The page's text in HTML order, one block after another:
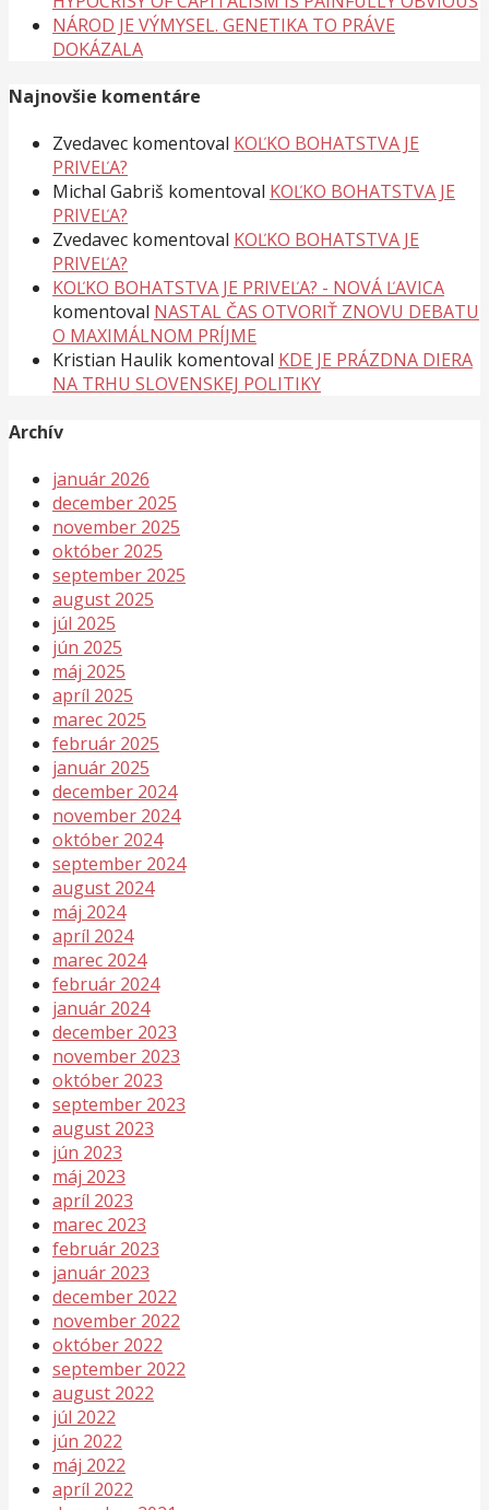
NÁROD JE VÝMYSEL. GENETIKA TO PRÁVE
DOKÁZALA
Najnovšie komentáre
Zvedavec komentoval KOĽKO BOHATSTVA JE
PRIVEĽA?
Michal Gabriš komentoval KOĽKO BOHATSTVA JE
PRIVEĽA?
Zvedavec komentoval KOĽKO BOHATSTVA JE
PRIVEĽA?
KOĽKO BOHATSTVA JE PRIVEĽA? - NOVÁ ĽAVICA
komentoval NASTAL ČAS OTVORIŤ ZNOVU DEBATU
O MAXIMÁLNOM PRÍJME
Kristian Haulik komentoval KDE JE PRÁZDNA DIERA
NA TRHU SLOVENSKEJ POLITIKY
Archív
január 2026
december 2025
november 2025
október 2025
september 2025
august 2025
júl 2025
jún 2025
máj 2025
apríl 2025
marec 2025
február 2025
január 2025
december 2024
november 2024
október 2024
september 2024
august 2024
máj 2024
apríl 2024
marec 2024
február 2024
január 2024
december 2023
november 2023
október 2023
september 2023
august 2023
jún 2023
máj 2023
apríl 2023
marec 2023
február 2023
január 2023
december 2022
november 2022
október 2022
september 2022
august 2022
júl 2022
jún 2022
máj 2022
apríl 2022